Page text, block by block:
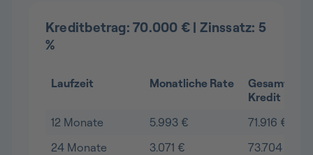
Kreditbetrag: 70.000 € | Zinssatz: 5
%
Laufzeit Monatliche Rate
Kredit
12 Monate
5.993 €
71.916 €
24 Monate
3.071 €
73.704 €